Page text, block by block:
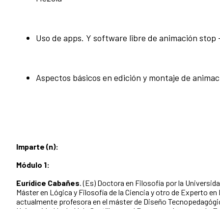
Uso de apps. Y software libre de animación stop
Aspectos básicos en edición y montaje de
Imparte (n):
Módulo 1:
Eurídice Cabañes. (Es) Doctora en Filosofía por la
Máster en Lógica y Filosofía de la Ciencia y otro de Experto
actualmente profesora en el máster de Diseño